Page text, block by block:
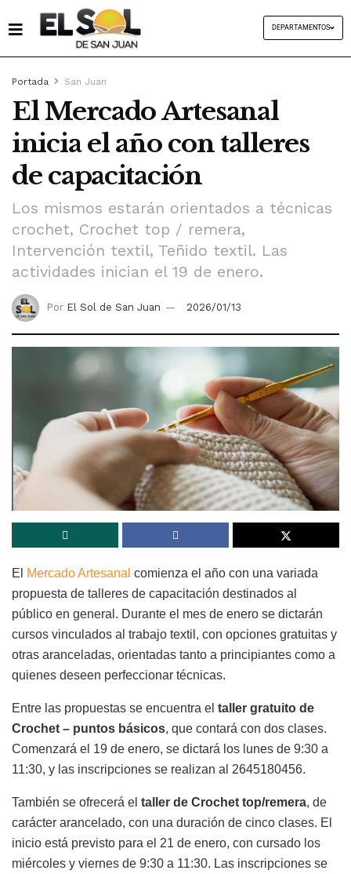
DEPARTAMENTOS
Portada San Juan
El Mercado Artesanal
inicia el año con talleres
de capacitación
Los mismos estarán orientados a técnicas
crochet, Crochet top / remera,
Intervención textil, Teñido textil. Las
actividades inician el 19 de enero.
Por El Sol de San Juan 2026/01/13
El Mercado Artesanal comienza el año con una variada
propuesta de talleres de capacitación destinados al
público en general. Durante el mes de enero se dictarán
cursos vinculados al trabajo textil, con opciones gratuitas y
otras aranceladas, orientadas tanto a principiantes como a
quienes deseen perfeccionar técnicas.
Entre las propuestas se encuentra el taller gratuito de
Crochet – puntos básicos, que contará con dos clases.
Comenzará el 19 de enero, se dictará los lunes de 9:30 a
11:30, y las inscripciones se realizan al 2645180456.
También se ofrecerá el taller de Crochet top/remera, de
carácter arancelado, con una duración de cinco clases. El
inicio está previsto para el 21 de enero, con cursado los
miércoles y viernes de 9:30 a 11:30. Las inscripciones se